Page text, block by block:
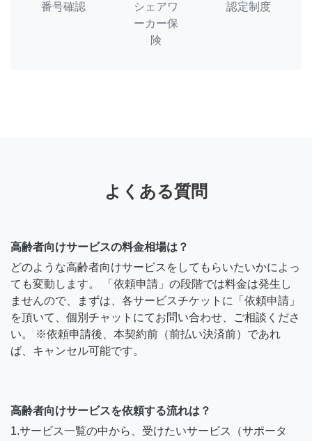
番号確認
シェアワ
ーカー保
険
認定制度
よくある質問
高齢者向けサービスの料金相場は？
どのような高齢者向けサービスをしてもらいたいかによっ
ても変動します。 「依頼申請」の段階では料金は発生し
ませんので、まずは、各サービスチケットに「依頼申請」
を頂いて、個別チャットにてお問い合わせ、ご相談くださ
い。 ※依頼申請後、本契約前（前払い決済前）であれ
ば、キャンセル可能です。
高齢者向けサービスを依頼する流れは？
1.サービス一覧の中から、受けたいサービス（サポータ